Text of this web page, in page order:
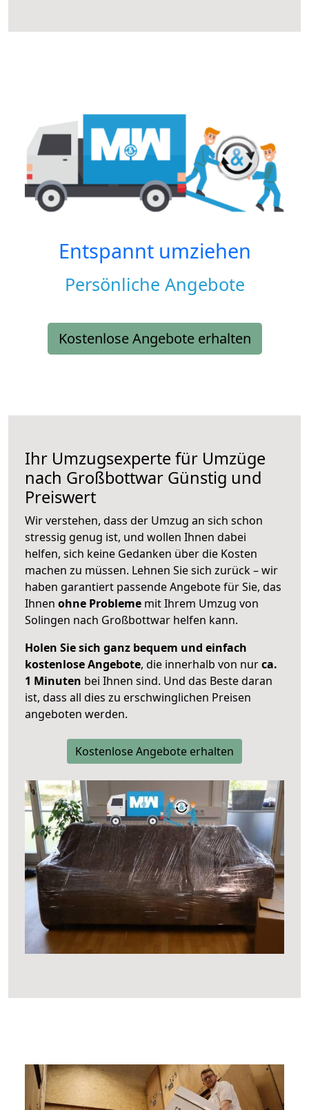
Entspannt umziehen
Persönliche Angebote
Kostenlose Angebote erhalten
Ihr Umzugsexperte für Umzüge
nach Großbottwar Günstig und
Preiswert
Wir verstehen, dass der Umzug an sich schon
stressig genug ist, und wollen Ihnen dabei
helfen, sich keine Gedanken über die Kosten
machen zu müssen. Lehnen Sie sich zurück – wir
haben garantiert passende Angebote für Sie, das
Ihnen ohne Probleme mit Ihrem Umzug von
Solingen nach Großbottwar helfen kann.
Holen Sie sich ganz bequem und einfach
kostenlose Angebote, die innerhalb von nurca.
1 Minuten bei Ihnen sind. Und das Beste daran
ist, dass all dies zu erschwinglichen Preisen
angeboten werden.
Kostenlose Angebote erhalten